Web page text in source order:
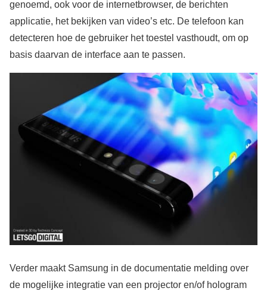
genoemd, ook voor de internetbrowser, de berichten
applicatie, het bekijken van video’s etc. De telefoon kan
detecteren hoe de gebruiker het toestel vasthoudt, om op
basis daarvan de interface aan te passen.
Verder maakt Samsung in de documentatie melding over
de mogelijke integratie van een projector en/of hologram